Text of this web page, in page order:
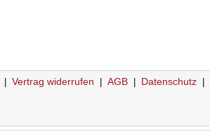
Vertrag widerrufen AGB Datenschutz